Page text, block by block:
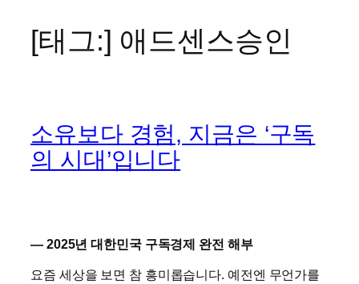
[태그:] 애드센스승인
소유보다 경험, 지금은 ‘구독
의 시대’입니다
— 2025년 대한민국 구독경제 완전 해부
요즘 세상을 보면 참 흥미롭습니다. 예전엔 무언가를